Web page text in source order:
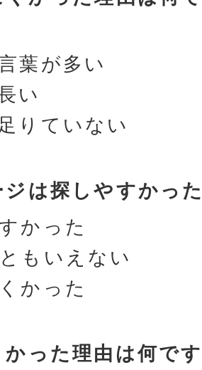
葉が多い
い
りていない
ジは探しやすかっ
かった
もいえない
かった
った理由は何で